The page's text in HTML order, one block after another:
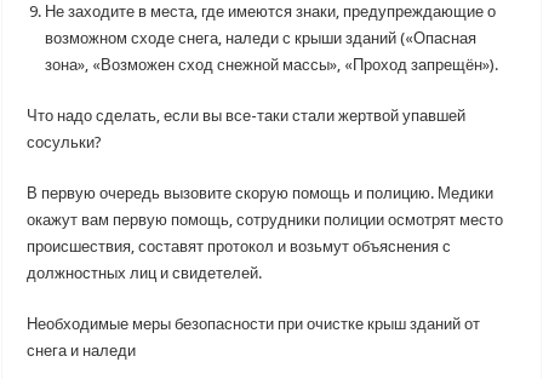
Не заходите в места, где имеются знаки, предупреждающие о
возможном сходе снега, наледи с крыши зданий («Опасная
зона», «Возможен сход снежной массы», «Проход запрещён»).
Что надо сделать, если вы все-таки стали жертвой упавшей
сосульки?
В первую очередь вызовите скорую помощь и полицию. Медики
окажут вам первую помощь, сотрудники полиции осмотрят место
происшествия, составят протокол и возьмут объяснения с
должностных лиц и свидетелей.
Необходимые меры безопасности при очистке крыш зданий от
снега и наледи